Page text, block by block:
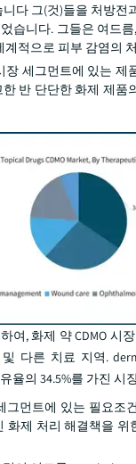
다 그(것)들을 처방전
습니다. 그들은 여드름
계적으로 피부 감염의
장 세그먼트에 있는 제
반 단단한 화제 제품
여, 화제 약 CDMO 시
다른 치료 지역.
율의 34.5%를 가진 시
그먼트에 있는 필요조
화제 처리 해결책을 위